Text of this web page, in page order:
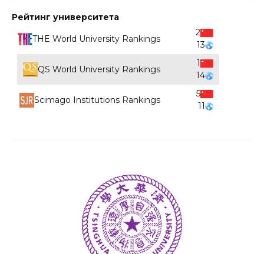
Рейтинг университета
THE World University Rankings
2
13
QS World University Rankings
1
14
Scimago Institutions Rankings
5
11